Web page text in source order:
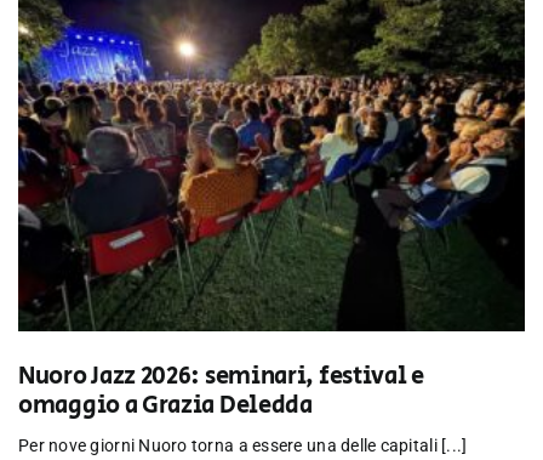
Nuoro Jazz 2026: seminari, festival e
omaggio a Grazia Deledda
Per nove giorni Nuoro torna a essere una delle capitali [...]